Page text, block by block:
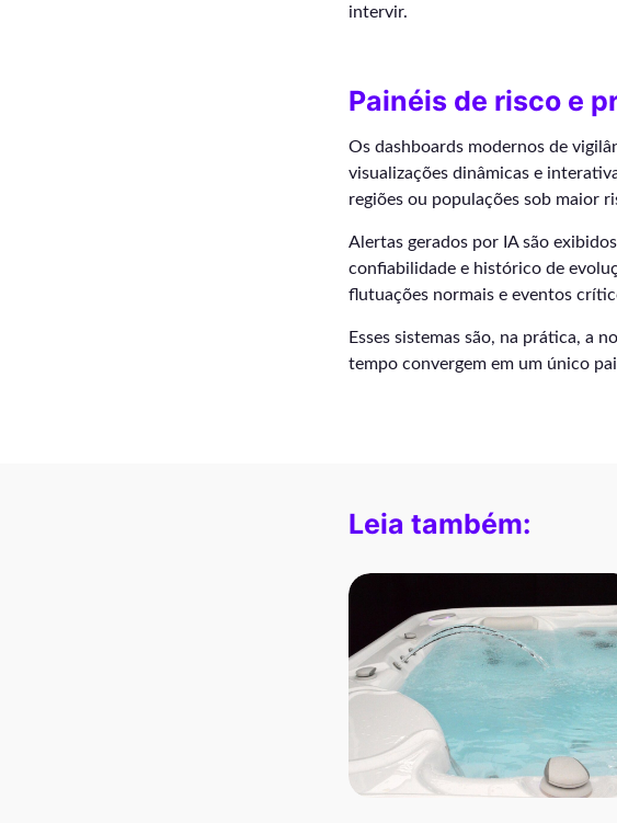
intervir.
Painéis de risco e
Os dashboards modernos de
visualizações dinâmicas e
regiões ou populações sob maior
Alertas gerados por IA são
confiabilidade e histórico de
flutuações normais e eventos
Esses sistemas são, na prática, a
tempo convergem em um único
Leia também: